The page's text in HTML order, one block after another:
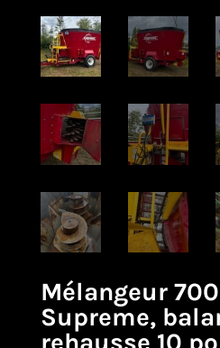
Mélangeur
Supreme,
rehausse 10